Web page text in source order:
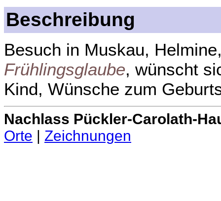
Beschreibung
Besuch in Muskau,
Frühlingsglaube, wünscht
Kind, Wünsche zum
Nachlass Pückler-Carolath-
Orte | Zeichnungen